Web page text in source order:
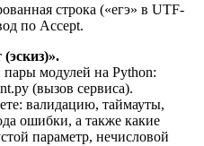
строка («егэ» в UTF-
по Accept.
пары модулей на Python:
(вызов сервиса).
валидацию, таймауты,
ошибки, а также какие
параметр, нечисловой